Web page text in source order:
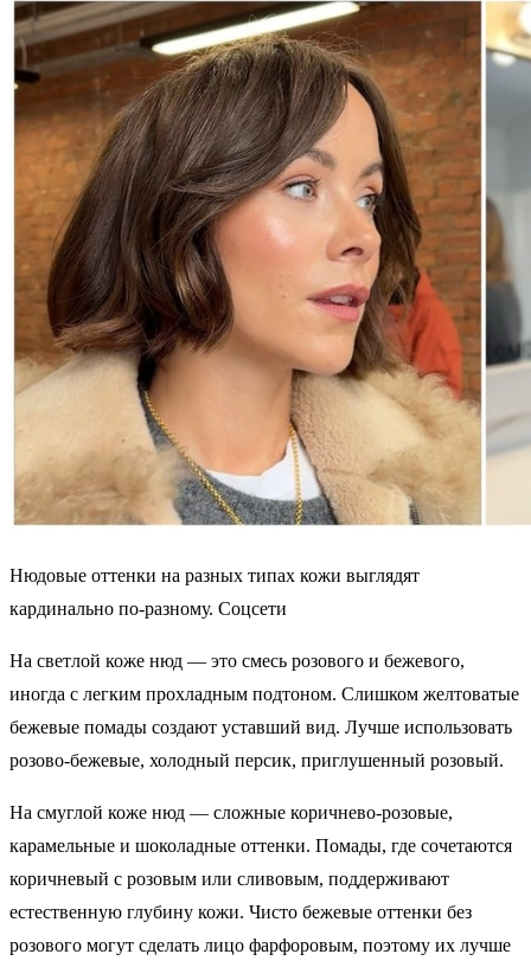
Нюдовые оттенки на разных типах кожи выглядят
кардинально по-разному. Соцсети
На светлой коже нюд — это смесь розового и бежевого,
иногда с легким прохладным подтоном. Слишком желтоватые
бежевые помады создают уставший вид. Лучше использовать
розово-бежевые, холодный персик, приглушенный розовый.
На смуглой коже нюд — сложные коричнево-розовые,
карамельные и шоколадные оттенки. Помады, где сочетаются
коричневый с розовым или сливовым, поддерживают
естественную глубину кожи. Чисто бежевые оттенки без
розового могут сделать лицо фарфоровым, поэтому их лучше